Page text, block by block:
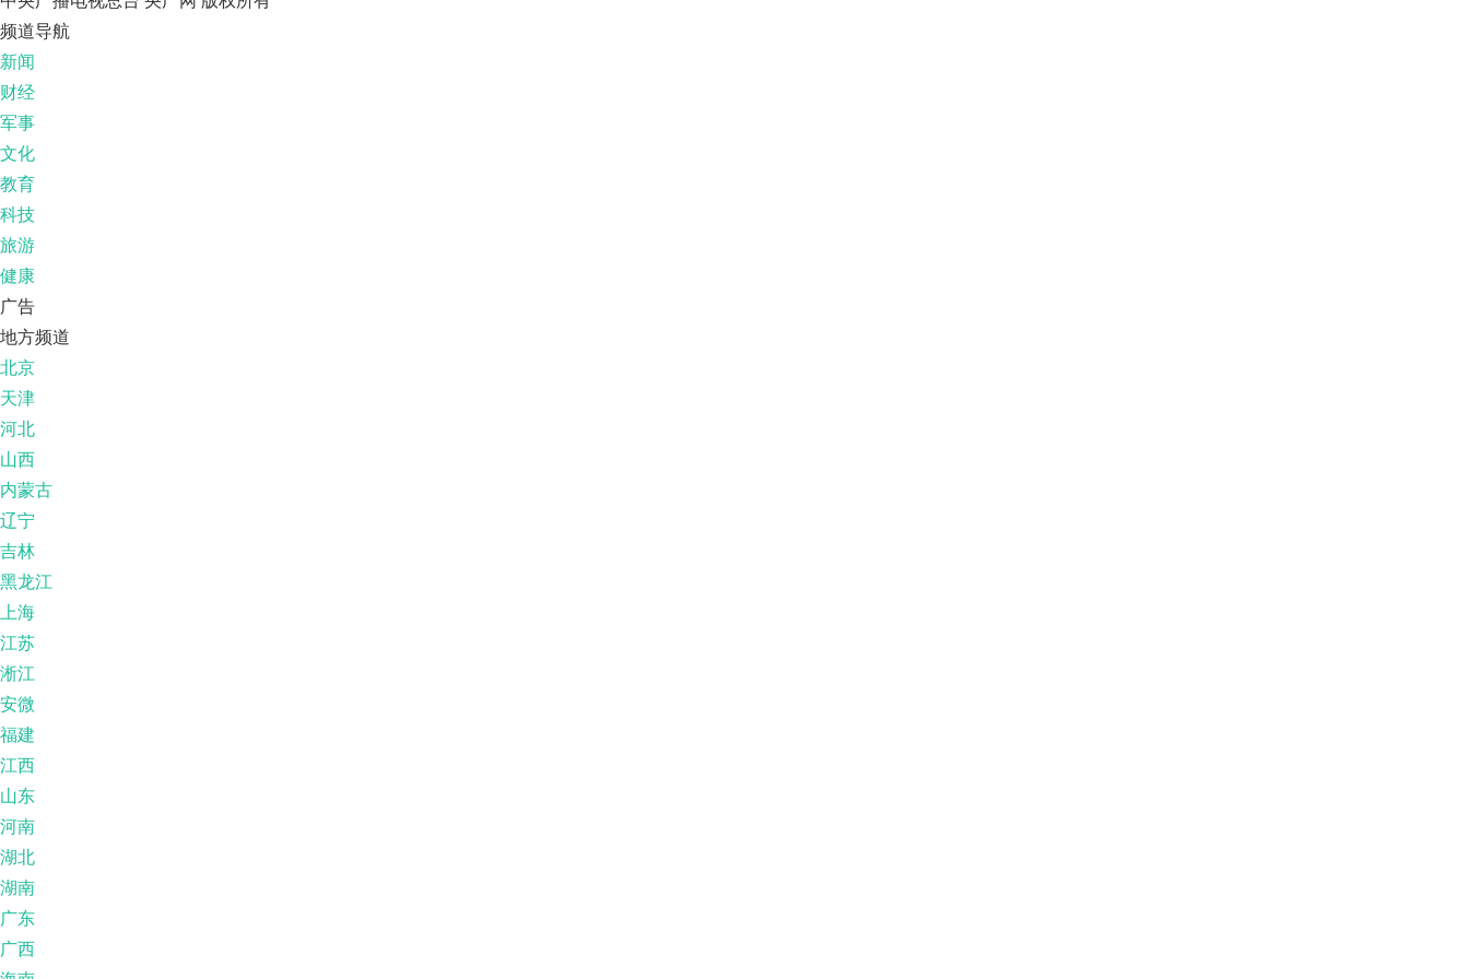
频道导航
新闻
财经
军事
文化
教育
科技
旅游
健康
广告
地方频道
北京
天津
河北
山西
内蒙古
辽宁
吉林
黑龙江
上海
江苏
淅江
安微
福建
江西
山东
河南
湖北
湖南
广东
广西